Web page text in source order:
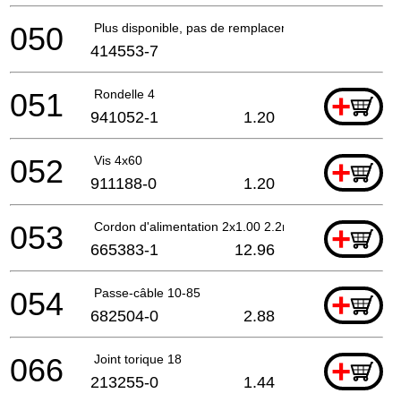
Plus disponible, pas de remplacement
050 414553-7
Rondelle 4 +
051 941052-1 1.20
Vis 4x60 +
052 911188-0 1.20
Cordon d'alimentation 2x1.00 2.2mtr +
053 665383-1 12.96
Passe-câble 10-85 +
054 682504-0 2.88
Joint torique 18 +
066 213255-0 1.44